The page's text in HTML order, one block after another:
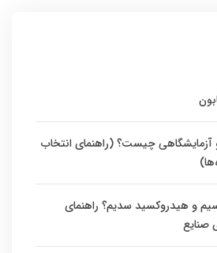
چیست؟ (راهنمای انتخاب
و هیدروکسید سدیم؟ راهنمای
صنایع